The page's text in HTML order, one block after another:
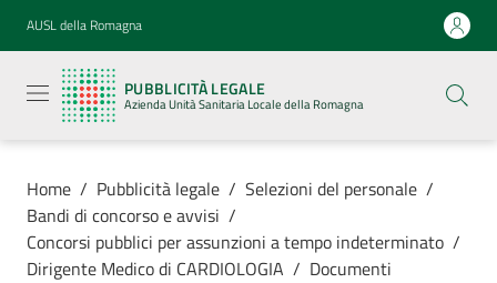
Vai al contenuto
Vai alla navigazione
Vai al footer
AUSL della Romagna
PUBBLICITÀ LEGALE
Azienda Unità Sanitaria Locale della Romagna
legale
Azienda
Unità
Locale della
Home / Pubblicità legale / Selezioni del personale /
Bandi di concorso e avvisi /
Concorsi pubblici per assunzioni a tempo indeterminato /
Dirigente Medico di CARDIOLOGIA / Documenti